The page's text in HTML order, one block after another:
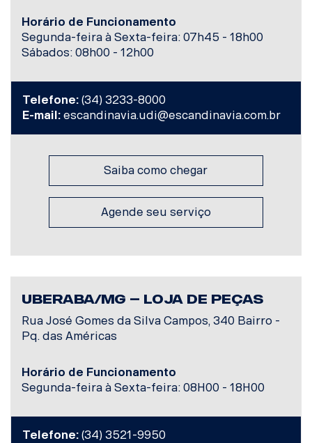
Horário de Funcionamento
Segunda-feira à Sexta-feira: 07h45 - 18h00
Sábados: 08h00 - 12h00
Telefone: (34) 3233-8000
E-mail: escandinavia.udi@escandinavia.com.br
Saiba como chegar
Agende seu serviço
UBERABA/MG – LOJA DE PEÇAS
Rua José Gomes da Silva Campos, 340 Bairro -
Pq. das Américas
Horário de Funcionamento
Segunda-feira à Sexta-feira: 08H00 - 18H00
Telefone: (34) 3521-9950